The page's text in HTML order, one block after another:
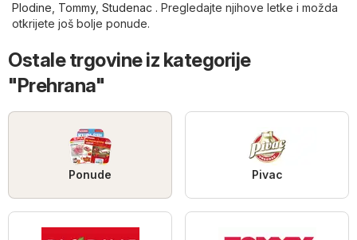
Plodine Tommy, Studenac . Pregledajte njihove letke i možda
otkrijete još bolje ponude.
Ostale trgovine iz kategorije
"Prehrana"
Ponude Pivac